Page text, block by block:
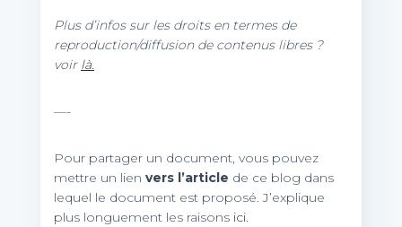
Plus d’infos sur les droits en termes de
reproduction/diffusion de contenus libres ?
voir là.
—-
Pour partager un document, vous pouvez
mettre un lien vers l’article de ce blog dans
lequel le document est proposé. J’explique
plus longuement les raisons ici.